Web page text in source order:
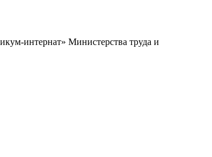
интернат» Министерства труда и